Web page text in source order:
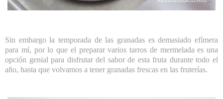
Sin embargo la temporada de las granadas es demasiado efímera
para mí, por lo que el preparar varios tarros de mermelada es una
opción genial para disfrutar del sabor de esta fruta durante todo el
año, hasta que volvamos a tener granadas frescas en las fruterías.